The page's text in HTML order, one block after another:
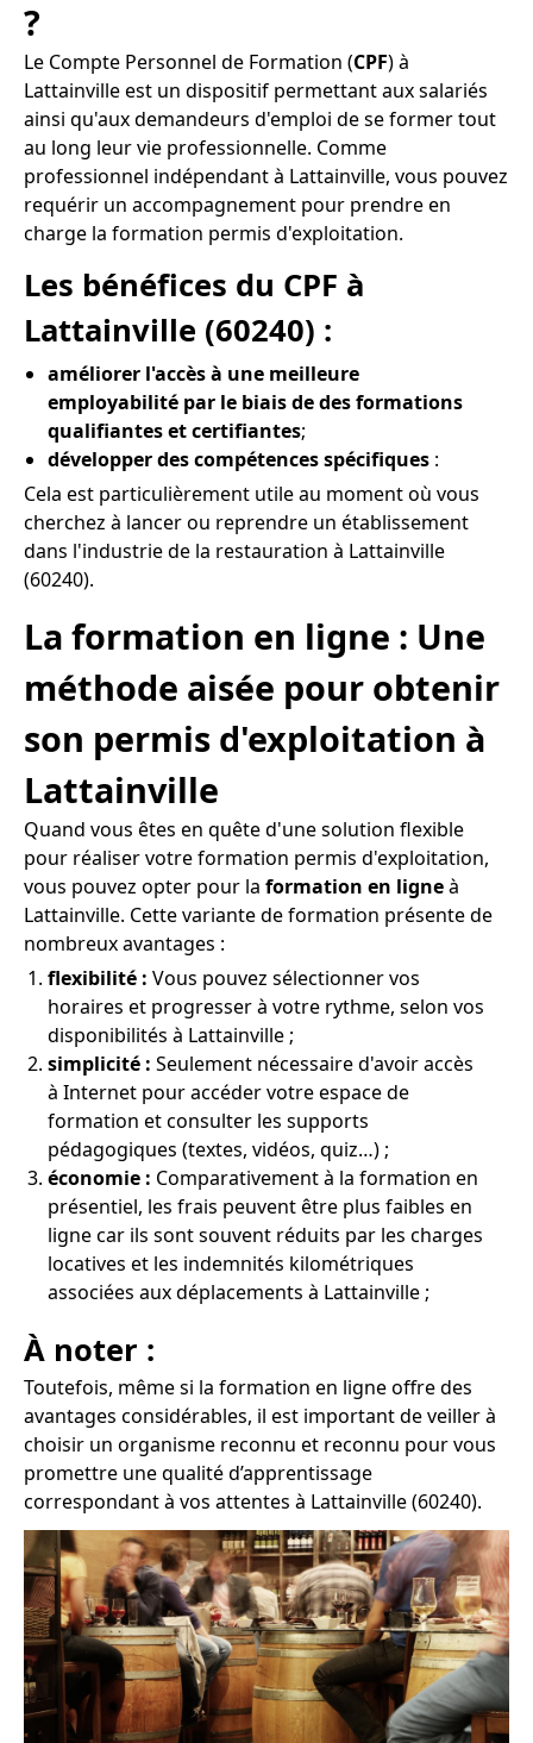
?
Le Compte Personnel de Formation (CPF) à
Lattainville est un dispositif permettant aux salariés
ainsi qu'aux demandeurs d'emploi de se former tout
au long leur vie professionnelle. Comme
professionnel indépendant à Lattainville, vous pouvez
requérir un accompagnement pour prendre en
charge la formation permis d'exploitation.
Les bénéfices du CPF à
Lattainville (60240) :
améliorer l'accès à une meilleure
employabilité par le biais de des formations
qualifiantes et certifiantes;
développer des compétences spécifiques :
Cela est particulièrement utile au moment où vous
cherchez à lancer ou reprendre un établissement
dans l'industrie de la restauration à Lattainville
(60240).
La formation en ligne : Une
méthode aisée pour obtenir
son permis d'exploitation à
Lattainville
Quand vous êtes en quête d'une solution flexible
pour réaliser votre formation permis d'exploitation,
vous pouvez opter pour la formation en ligneà
Lattainville. Cette variante de formation présente de
nombreux avantages :
flexibilité : Vous pouvez sélectionner vos
horaires et progresser à votre rythme, selon vos
disponibilités à Lattainville ;
simplicité : Seulement nécessaire d'avoir accès
à Internet pour accéder votre espace de
formation et consulter les supports
pédagogiques (textes, vidéos, quiz…) ;
économie : Comparativement à la formation en
présentiel, les frais peuvent être plus faibles en
ligne car ils sont souvent réduits par les charges
locatives et les indemnités kilométriques
associées aux déplacements à Lattainville ;
À noter :
Toutefois, même si la formation en ligne offre des
avantages considérables, il est important de veiller à
choisir un organisme reconnu et reconnu pour vous
promettre une qualité d’apprentissage
correspondant à vos attentes à Lattainville (60240).